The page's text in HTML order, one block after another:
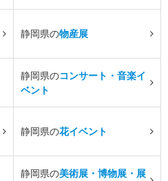
静岡県の物産展
静岡県のコンサート・音楽イ
ベント
静岡県の花イベント
静岡県の美術展・博物展・展